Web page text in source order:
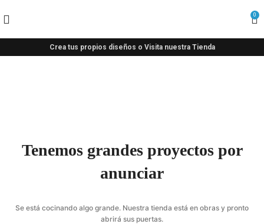
0
Crea tus propios diseños o Visita nuestra Tienda
Tenemos grandes proyectos por
anunciar
Se está cocinando algo grande. Nuestra tienda está en obras y pronto
abrirá sus puertas.